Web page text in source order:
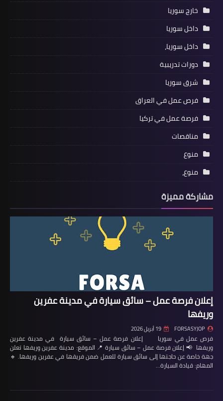
خارج سوريا
داخل سوريا
داخل سوريا،
دورات تدريبية
شرق سوريا
فرص عمل في العراق
فرصة عمل في تركيا
مناقصات
منوع
منوع،
مشاركة مميزة
إعلان فرصة عمل – سائق سيارة في مدينة عفرين
وريفها
FORSASYJOP 19 أبريل 2026
فرص عمل في سوريا إعلان فرصة عمل – سائق سيارة في مدينة عفرين
وريفها 📢 إعلان فرصة عمل – سائق سيارة 📍 الموقع: مدينة عفرين وريفها تعلن
جهة خاصة عن حاجتها إلى سائق سيارة للعمل ضمن فريقها في عفرين وريفها. 🔹
المهام: قيادة السيارة…